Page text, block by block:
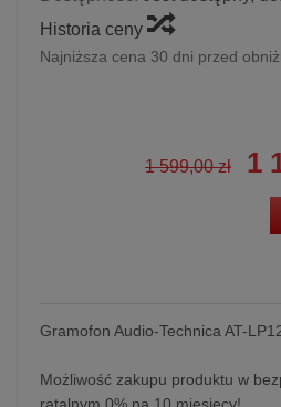
Historia ceny
Najniższa cena 30 dni przed
1 599,00 zł 1
Gramofon Audio-Technica AT-
Możliwość zakupu produktu w
ratalnym 0% na 10 miesięcy!